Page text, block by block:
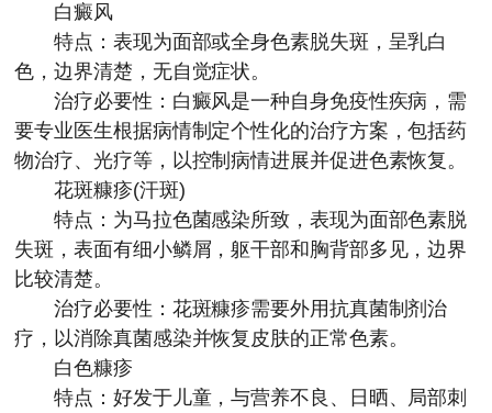
白癜风
特点：表现为面部或全身色素脱失斑，呈乳白
色，边界清楚，无自觉症状。
治疗必要性：白癜风是一种自身免疫性疾病，需
要专业医生根据病情制定个性化的治疗方案，包括药
物治疗、光疗等，以控制病情进展并促进色素恢复。
花斑糠疹(汗斑)
特点：为马拉色菌感染所致，表现为面部色素脱
失斑，表面有细小鳞屑，躯干部和胸背部多见，边界
比较清楚。
治疗必要性：花斑糠疹需要外用抗真菌制剂治
疗，以消除真菌感染并恢复皮肤的正常色素。
白色糠疹
特点：好发于儿童，与营养不良、日晒、局部刺